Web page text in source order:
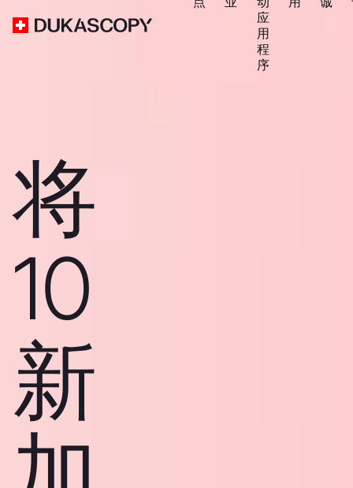
应
用
程
序
将
10
新